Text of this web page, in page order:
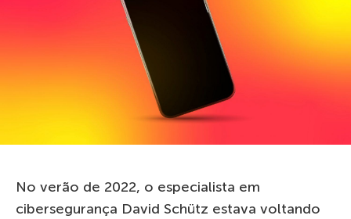
No verão de 2022, o especialista em
cibersegurança David Schütz estava voltando